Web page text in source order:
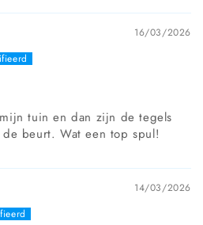
16/03/2026
tuin en dan zijn de tegels
beurt. Wat een top spul!
14/03/2026